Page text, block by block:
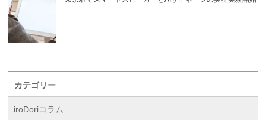
カテゴリー
iroDoriコラム